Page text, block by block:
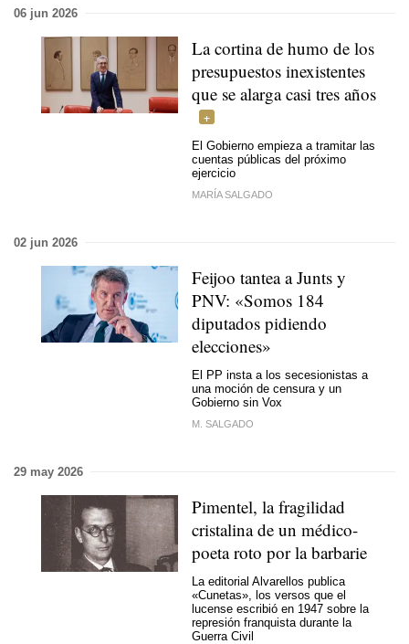
06 jun 2026
La cortina de humo de los
presupuestos inexistentes
que se alarga casi tres años
El Gobierno empieza a tramitar las
cuentas públicas del próximo
ejercicio
MARÍA SALGADO
02 jun 2026
Feijoo tantea a Junts y
PNV: «Somos 184
diputados pidiendo
elecciones»
El PP insta a los secesionistas a
una moción de censura y un
Gobierno sin Vox
M. SALGADO
29 may 2026
Pimentel, la fragilidad
cristalina de un médico-
poeta roto por la barbarie
La editorial Alvarellos publica
«Cunetas», los versos que el
lucense escribió en 1947 sobre la
represión franquista durante la
Guerra Civil